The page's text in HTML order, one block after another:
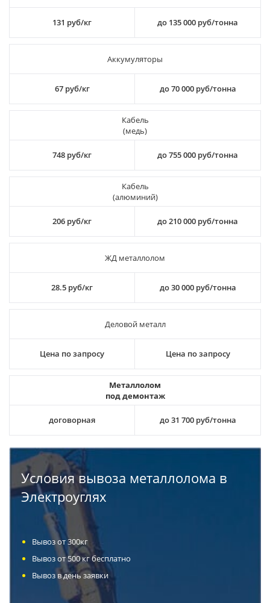
131 руб/кг до 135 000 руб/тонна
Аккумуляторы
67 руб/кг до 70 000 руб/тонна
Кабель
(медь)
748 руб/кг до 755 000 руб/тонна
Кабель
(алюминий)
206 руб/кг до 210 000 руб/тонна
ЖД металлолом
28.5 руб/кг до 30 000 руб/тонна
Деловой металл
Цена по запросу Цена по запросу
Металлолом
под демонтаж
договорная до 31 700 руб/тонна
Условия вывоза металлолома в
Электроуглях
Вывоз от 300кг
Вывоз от 500 кг бесплатно
Вывоз в день заявки